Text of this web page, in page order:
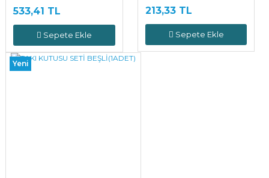
533,41 TL
Sepete Ekle
213,33 TL
Sepete Ekle
Yeni